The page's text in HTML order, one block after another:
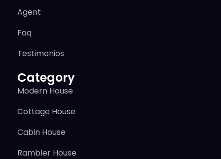
Agent
Faq
Testimonios
Category
Modern House
Cottage House
Cabin House
Rambler House